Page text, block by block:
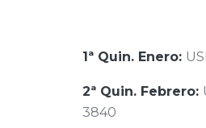
1ª Quin. Enero:
2ª Quin. Febrero:
3840